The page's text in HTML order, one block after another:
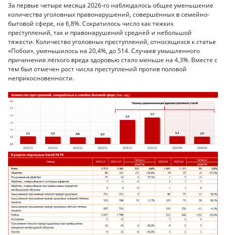
За первые четыре месяца 2026-го наблюдалось общее уменьшение
количества уголовных правонарушений, совершённых в семейно-
бытовой сфере, на 6,8%. Сократилось число как тяжких
преступлений, так и правонарушений средней и небольшой
тяжести. Количество уголовных преступлений, относящихся к статье
«Побои», уменьшилось на 20,4%, до 514. Случаев умышленного
причинения лёгкого вреда здоровью стало меньше на 4,3%. Вместе с
тем был отмечен рост числа преступлений против половой
неприкосновенности.